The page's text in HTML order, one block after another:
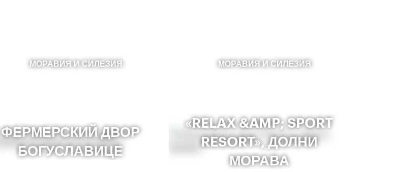
МОРАВИЯ И СИЛЕЗИЯ
ФЕРМЕРСКИЙ ДВОР
БОГУСЛАВИЦЕ
МОРАВИЯ И СИЛЕЗИЯ
«RELAX &AMP; SPORT
RESORT», ДОЛНИ
МОРАВА